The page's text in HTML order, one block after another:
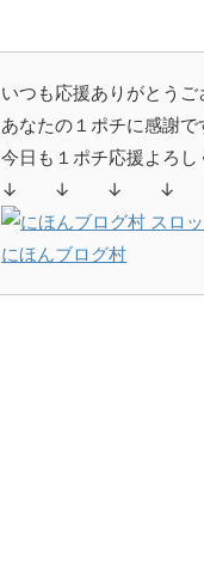
いつも応援ありがとうご
あなたの１ポチに感謝
今日も１ポチ応援よろ
↓ ↓ ↓ ↓
にほんブログ村